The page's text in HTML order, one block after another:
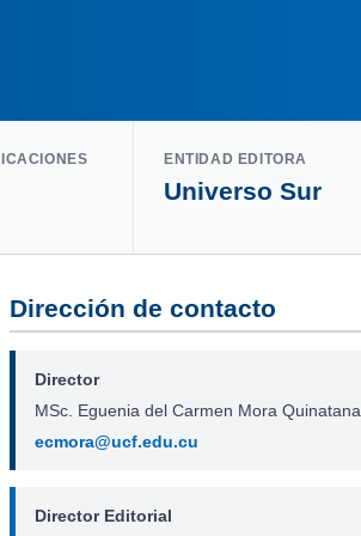
ENTIDAD EDITORA
Universo Sur
Dirección de contacto
Director
MSc. Eguenia del Carmen Mora Quinatana
ecmora@ucf.edu.cu
Director Editorial